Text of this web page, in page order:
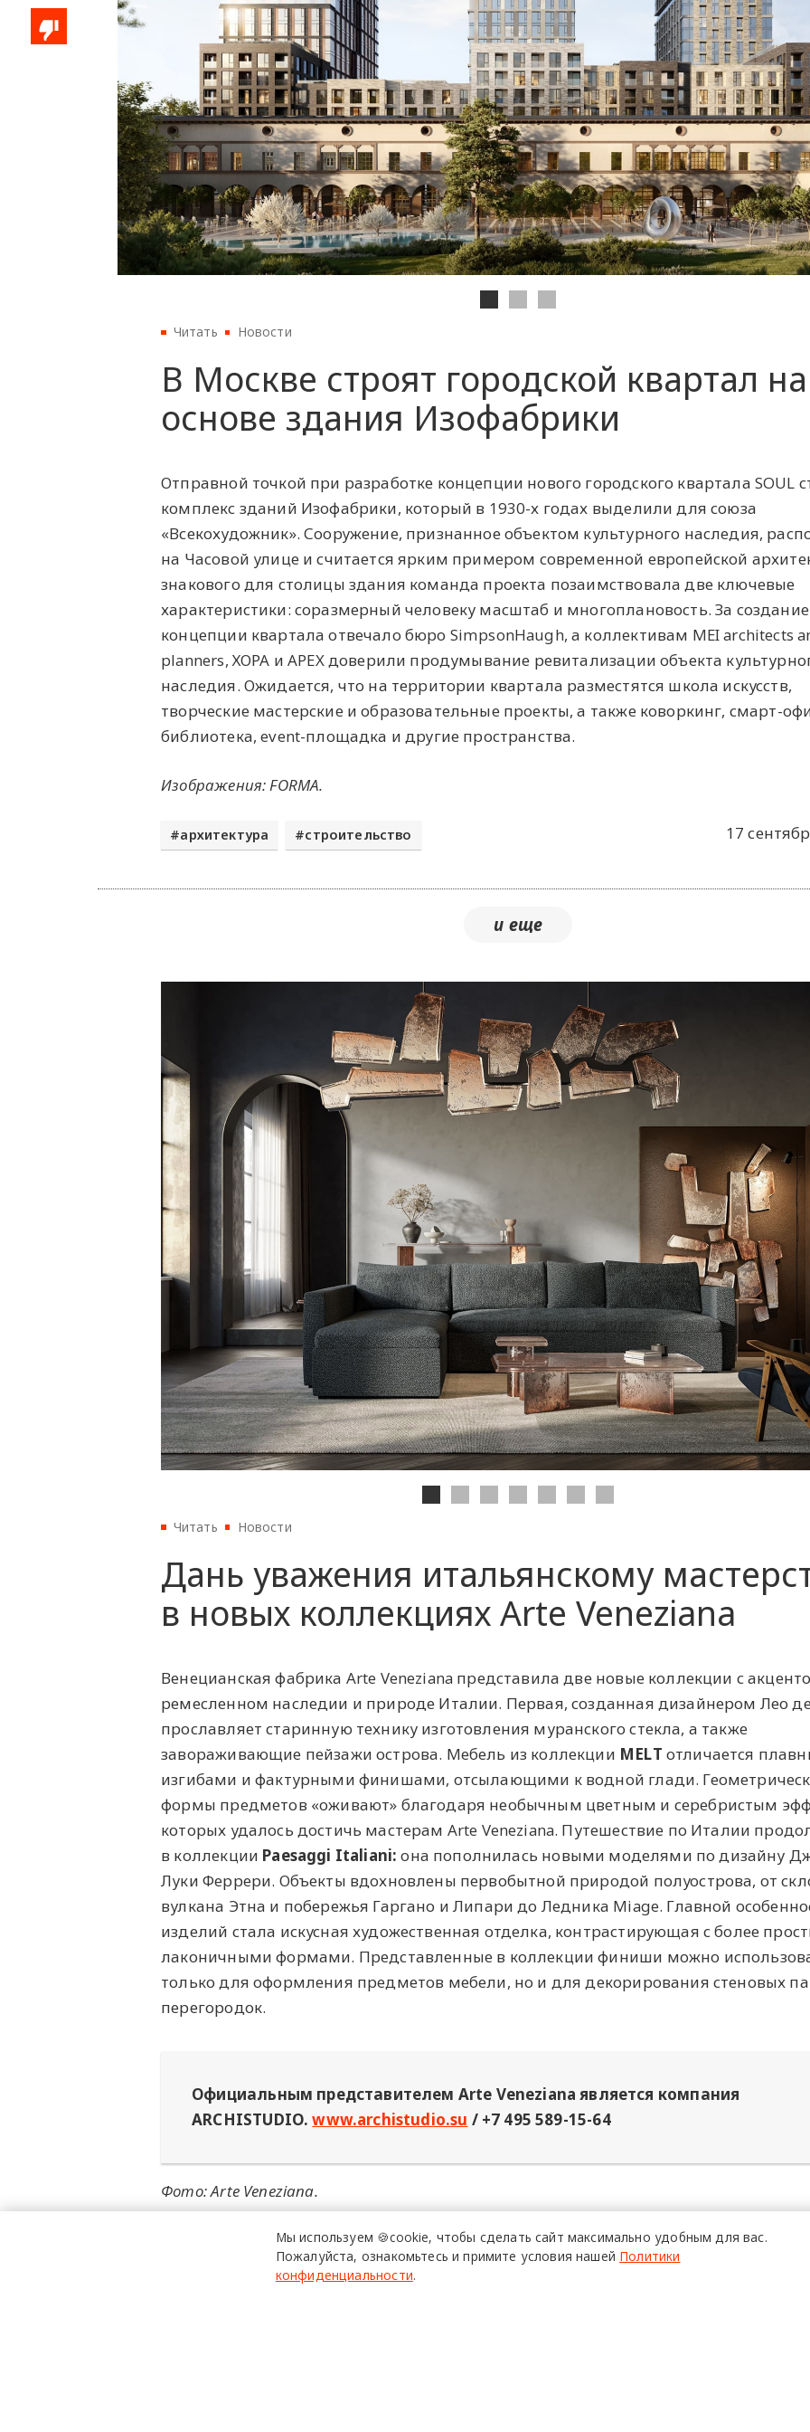
Читать Новости
В Москве строят городской квартал на
основе здания Изофабрики
Отправной точкой при разработке концепции нового городского квартала SOUL
комплекс зданий Изофабрики, который в 1930-х годах выделили для союза
«Всекохудожник». Сооружение, признанное объектом культурного наследия,
на Часовой улице и считается ярким примером современной европейской
знакового для столицы здания команда проекта позаимствовала две ключевые
характеристики: соразмерный человеку масштаб и многоплановость. За создание
концепции квартала отвечало бюро SimpsonHaugh, а коллективам MEI architects
planners, ХОРА и APEX доверили продумывание ревитализации объекта
наследия. Ожидается, что на территории квартала разместятся школа искусств,
творческие мастерские и образовательные проекты, а также коворкинг, смарт-
библиотека, event-площадка и другие пространства.
Изображения: FORMA.
17
архитектура строительство
Читать Новости
Дань уважения итальянскому
в новых коллекциях Arte Veneziana
Венецианская фабрика Arte Veneziana представила две новые коллекции с
ремесленном наследии и природе Италии. Первая, созданная дизайнером Лео
прославляет старинную технику изготовления муранского стекла, а также
завораживающие пейзажи острова. Мебель из коллекции MELT отличается
изгибами и фактурными финишами, отсылающими к водной глади.
формы предметов «оживают» благодаря необычным цветным и серебристым
которых удалось достичь мастерам Arte Veneziana. Путешествие по Италии
в коллекции Paesaggi Italiani:она пополнилась новыми моделями по дизайну
Луки Феррери. Объекты вдохновлены первобытной природой полуострова, от
вулкана Этна и побережья Гаргано и Липари до Ледника Miage. Главной
изделий стала искусная художественная отделка, контрастирующая с более
лаконичными формами. Представленные в коллекции финиши можно
только для оформления предметов мебели, но и для декорирования стеновых
перегородок.
Официальным представителем Arte Veneziana является компания
ARCHISTUDIO.www.archistudio.su / +7 495 589-15-64
Фото: Arte Veneziana.
20
Реклама: Представительство АКЦИОНЕРНОГО ОБЩЕСТВА "ГЛОРИЯ КОНСУЛЬТАНТС
СА", Erid: Kra23xATV
Мы используем 🍪cookie, чтобы сделать сайт максимально удобным для вас.
Пожалуйста, ознакомьтесь и примите условия нашей Политики
конфиденциальности.